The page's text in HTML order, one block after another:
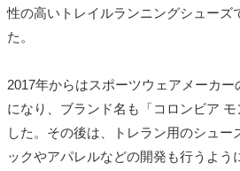
性の高いトレイルランニングシューズ
た。
2017年からはスポーツウェアメーカ
になり、ブランド名も「コロンビア
した。その後は、トレラン用のシュー
ックやアパレルなどの開発も行うよう